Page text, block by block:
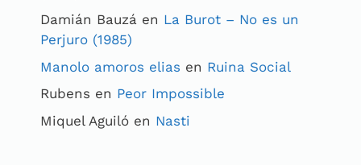
Damián Bauzá en La Burot – No es un
Perjuro (1985)
Manolo amoros elias en Ruina Social
Rubens en Peor Impossible
Miquel Aguiló en Nasti